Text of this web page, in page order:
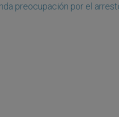
preocupación por el